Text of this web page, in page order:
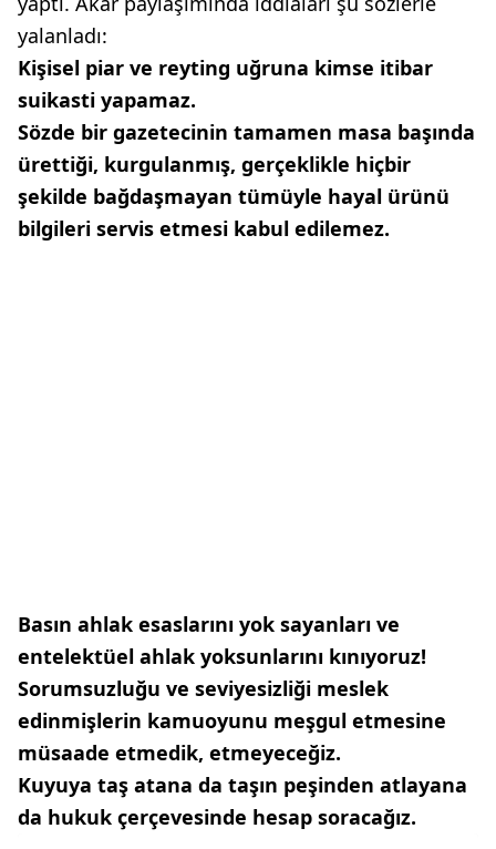
yalanladı:
Kişisel piar ve reyting uğruna kimse itibar
suikasti yapamaz.
Sözde bir gazetecinin tamamen masa başında
ürettiği, kurgulanmış, gerçeklikle hiçbir
şekilde bağdaşmayan tümüyle hayal ürünü
bilgileri servis etmesi kabul edilemez.
Basın ahlak esaslarını yok sayanları ve
entelektüel ahlak yoksunlarını kınıyoruz!
Sorumsuzluğu ve seviyesizliği meslek
edinmişlerin kamuoyunu meşgul etmesine
müsaade etmedik, etmeyeceğiz.
Kuyuya taş atana da taşın peşinden atlayana
da hukuk çerçevesinde hesap soracağız.